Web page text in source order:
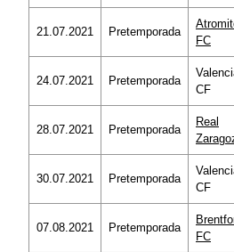
21.07.2021 Pretemporada
FC
24.07.2021 Pretemporada
CF
28.07.2021 Pretemporada
Real
30.07.2021 Pretemporada
CF
07.08.2021 Pretemporada
FC